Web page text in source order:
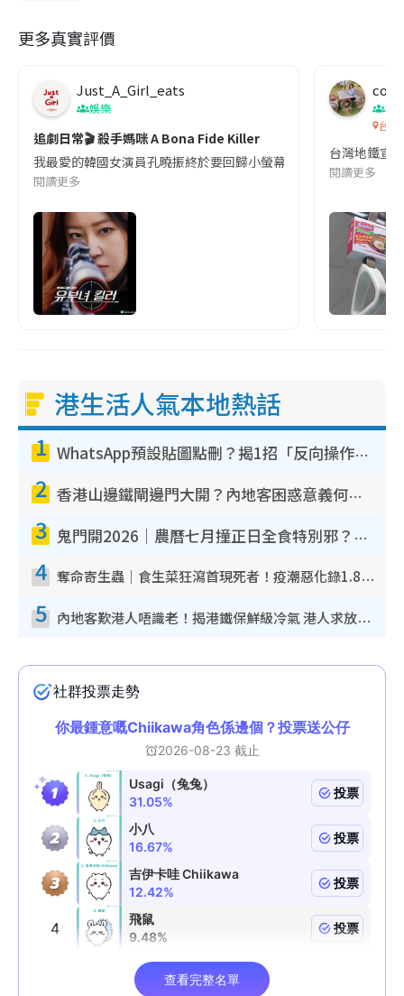
更多真實評價
Just_A_Girl_eats
娛樂
追劇日常🎬 殺手媽咪 A Bona Fide Killer
我最愛的韓國女演員孔曉振終於要回歸小螢幕啦!這次的劇本改編
閱讀更多
co
吹
台灣
台灣地鐵宣
閱讀更多
港生活人氣本地熱話
1 WhatsApp預設貼圖點刪？揭1招「反向操作」還原簡潔介面 附3步實測教學
2 香港山邊鐵閘邊門大開？內地客困惑意義何在！網民神回覆：呢種叫法理性防禦
3 鬼門開2026｜農曆七月撞正日全食特別邪？專家警告切忌做一事！揭4大禁忌+2招保平安
4 奪命寄生蟲｜食生菜狂瀉首現死者！疫潮惡化錄1.8萬宗病例 揭洗菜3大謬誤
5 內地客歎港人唔識老！揭港鐵保鮮級冷氣 港人求放過：咪投訴